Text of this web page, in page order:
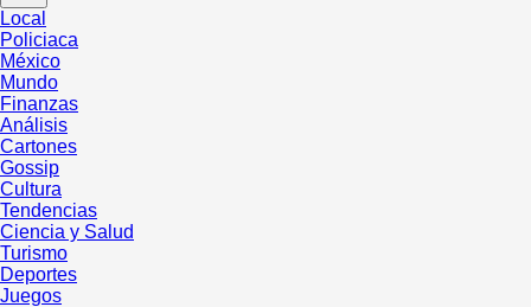
Local
Policiaca
México
Mundo
Finanzas
Análisis
Cartones
Gossip
Cultura
Tendencias
Ciencia y Salud
Turismo
Deportes
Juegos